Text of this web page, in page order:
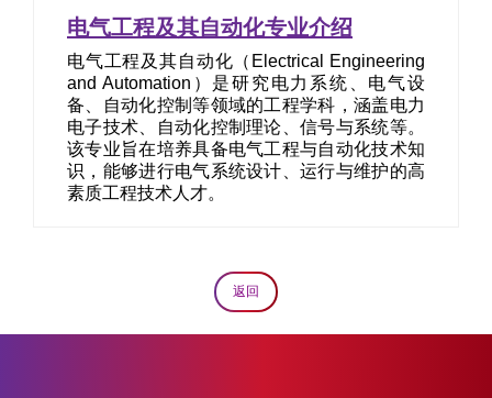
电气工程及其自动化专业介绍
电气工程及其自动化（Electrical Engineering
and Automation）是研究电力系统、电气设
备、自动化控制等领域的工程学科，涵盖电力
电子技术、自动化控制理论、信号与系统等。
该专业旨在培养具备电气工程与自动化技术知
识，能够进行电气系统设计、运行与维护的高
素质工程技术人才。
返回